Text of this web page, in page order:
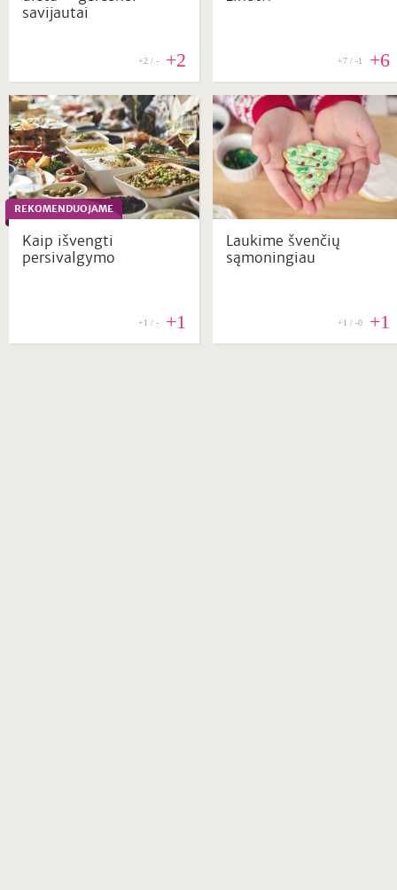
savijautai
+2 / - +2 +7 / -1 +6
REKOMENDUOJAME
Kaip išvengti
persivalgymo
+1 / - +1
Laukime švenčių
sąmoningiau
+1 / -0 +1